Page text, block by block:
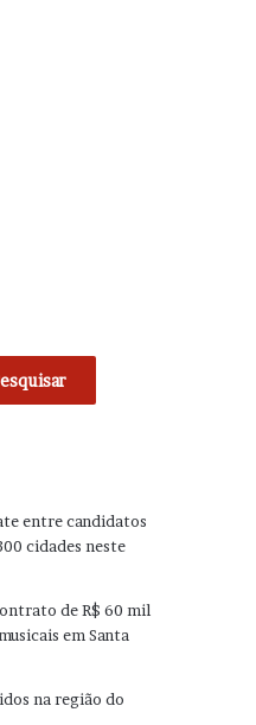
entre candidatos
cidades neste
de R$ 60 mil
em Santa
na região do